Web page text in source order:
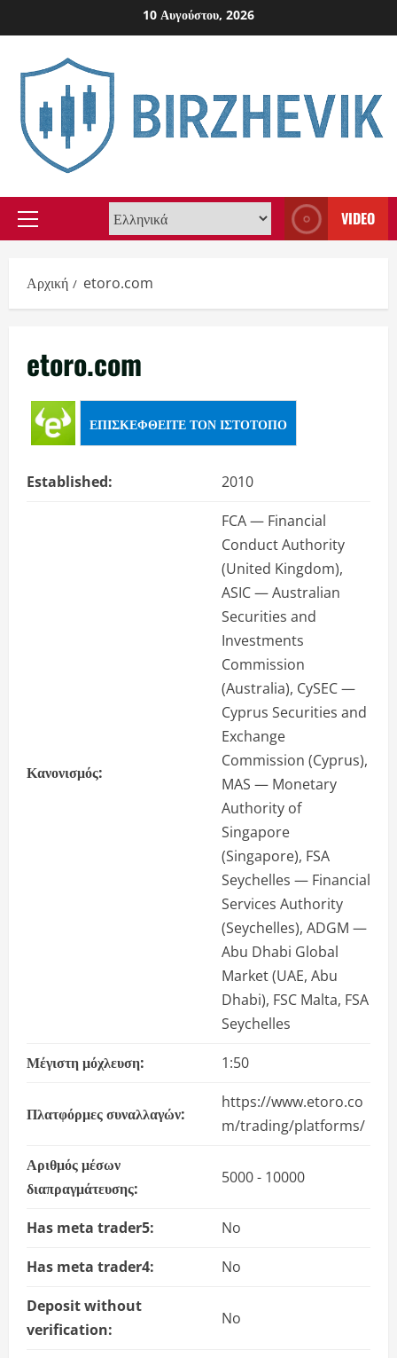
to
10 Αυγούστου, 2026
Primary
VIDEO
Αρχική etoro.com
etoro.com
ΕΠΙΣΚΕΦΘΕΊΤΕ ΤΟΝ ΙΣΤΌΤΟΠΟ
Established: 2010
Κανονισμός:
FCA — Financial
Conduct Authority
(United Kingdom),
ASIC — Australian
Securities and
Investments
Commission
(Australia), CySEC —
Cyprus Securities and
Exchange
Commission (Cyprus),
MAS — Monetary
Authority of
Singapore
(Singapore), FSA
Seychelles — Financial
Services Authority
(Seychelles), ADGM —
Abu Dhabi Global
Market (UAE, Abu
Dhabi), FSC Malta, FSA
Seychelles
Μέγιστη μόχλευση:
1:50
Πλατφόρμες συναλλαγών:
https://www.etoro.co
m/trading/platforms/
Αριθμός μέσων
διαπραγμάτευσης:
5000 - 10000
Has meta trader5:
No
Has meta trader4:
No
Deposit without
verification:
No